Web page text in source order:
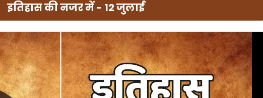
इतिहास की नजर में - 12 जुलाई